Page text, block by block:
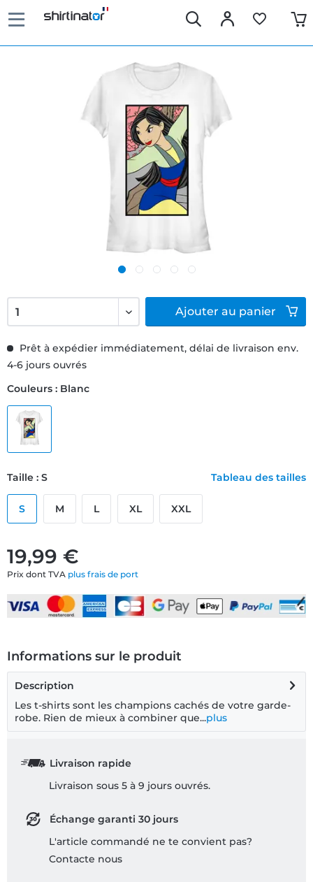
19,99 €
Prix dont TVA plus frais de port
Prêt à expédier immédiatement, délai de livraison env.
4-6 jours ouvrés
Couleurs : Blanc
Taille : S Tableau des tailles
S M L XL XXL
Ajouter au panier
Informations sur le produit
Description
Les t-shirts sont les champions cachés de votre garde-
robe. Rien de mieux à combiner que...plus
Livraison rapide
Livraison sous 5 à 9 jours ouvrés.
Échange garanti 30 jours
L'article commandé ne te convient pas?
Contacte nous